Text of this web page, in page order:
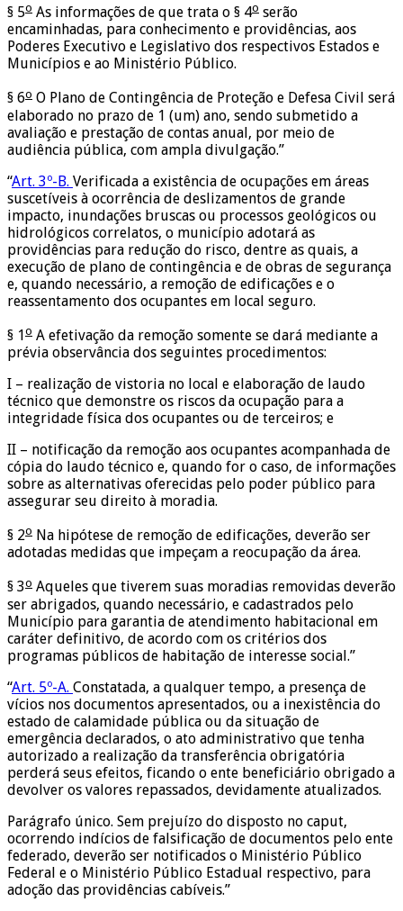
§ 5o As informações de que trata o § 4o serão
encaminhadas, para conhecimento e providências, aos
Poderes Executivo e Legislativo dos respectivos Estados e
Municípios e ao Ministério Público.
§ 6o O Plano de Contingência de Proteção e Defesa Civil será
elaborado no prazo de 1 (um) ano, sendo submetido a
avaliação e prestação de contas anual, por meio de
audiência pública, com ampla divulgação.”
“Art. 3º-B. Verificada a existência de ocupações em áreas
suscetíveis à ocorrência de deslizamentos de grande
impacto, inundações bruscas ou processos geológicos ou
hidrológicos correlatos, o município adotará as
providências para redução do risco, dentre as quais, a
execução de plano de contingência e de obras de segurança
e, quando necessário, a remoção de edificações e o
reassentamento dos ocupantes em local seguro.
§ 1o A efetivação da remoção somente se dará mediante a
prévia observância dos seguintes procedimentos:
I – realização de vistoria no local e elaboração de laudo
técnico que demonstre os riscos da ocupação para a
integridade física dos ocupantes ou de terceiros; e
II – notificação da remoção aos ocupantes acompanhada de
cópia do laudo técnico e, quando for o caso, de informações
sobre as alternativas oferecidas pelo poder público para
assegurar seu direito à moradia.
§ 2o Na hipótese de remoção de edificações, deverão ser
adotadas medidas que impeçam a reocupação da área.
§ 3o Aqueles que tiverem suas moradias removidas deverão
ser abrigados, quando necessário, e cadastrados pelo
Município para garantia de atendimento habitacional em
caráter definitivo, de acordo com os critérios dos
programas públicos de habitação de interesse social.”
“Art. 5º-A. Constatada, a qualquer tempo, a presença de
vícios nos documentos apresentados, ou a inexistência do
estado de calamidade pública ou da situação de
emergência declarados, o ato administrativo que tenha
autorizado a realização da transferência obrigatória
perderá seus efeitos, ficando o ente beneficiário obrigado a
devolver os valores repassados, devidamente atualizados.
Parágrafo único. Sem prejuízo do disposto no caput,
ocorrendo indícios de falsificação de documentos pelo ente
federado, deverão ser notificados o Ministério Público
Federal e o Ministério Público Estadual respectivo, para
adoção das providências cabíveis.”